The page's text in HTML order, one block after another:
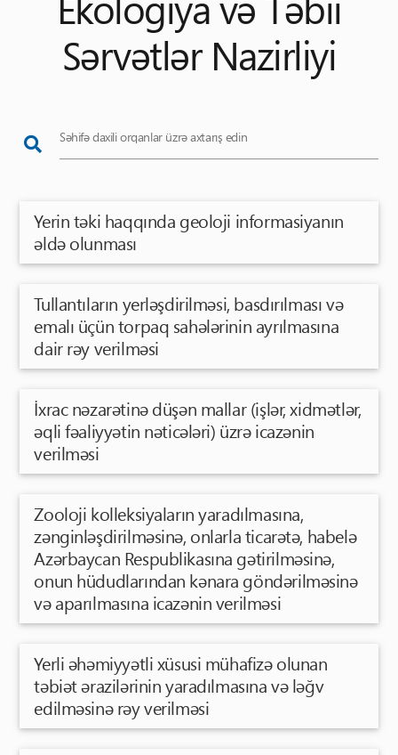
Sərvətlər Nazirliyi
Səhifə daxili orqanlar üzrə axtarış edin
Yerin təki haqqında geoloji informasiyanın
əldə olunması
Tullantıların yerləşdirilməsi, basdırılması və
emalı üçün torpaq sahələrinin ayrılmasına
dair rəy verilməsi
İxrac nəzarətinə düşən mallar (işlər, xidmətlər,
əqli fəaliyyətin nəticələri) üzrə icazənin
verilməsi
Zooloji kolleksiyaların yaradılmasına,
zənginləşdirilməsinə, onlarla ticarətə, habelə
Azərbaycan Respublikasına gətirilməsinə,
onun hüdudlarından kənara göndərilməsinə
və aparılmasına icazənin verilməsi
Yerli əhəmiyyətli xüsusi mühafizə olunan
təbiət ərazilərinin yaradılmasına və ləğv
edilməsinə rəy verilməsi